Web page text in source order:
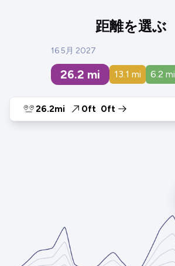
距離を選ぶ
16 5月 2027
26.2 mi 13.1 mi 6.2 mi
26.2mi 0ft 0ft